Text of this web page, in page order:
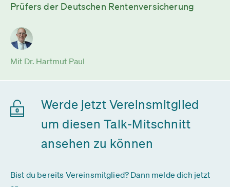
Prüfers der Deutschen Rentenversicherung
Mit Dr. Hartmut Paul
Werde jetzt Vereinsmitglied
um diesen Talk-Mitschnitt
ansehen zu können
Bist du bereits Vereinsmitglied? Dann melde dich jetzt